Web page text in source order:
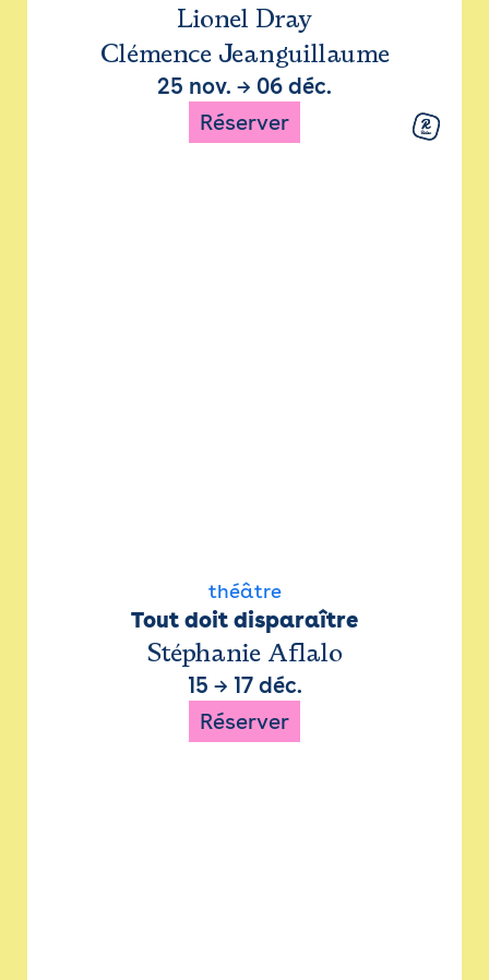
Lionel Dray
Clémence Jeanguillaume
25 nov. → 06 déc.
Réserver
théâtre
Tout doit disparaître
Stéphanie Aflalo
15 → 17 déc.
Réserver